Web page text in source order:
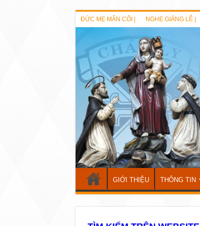
ĐỨC MẸ MÂN CÔI | NGHE GIẢNG LỄ |
GIỚI THIỆU THÔNG TIN